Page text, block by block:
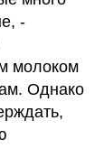
-
молоком
Однако